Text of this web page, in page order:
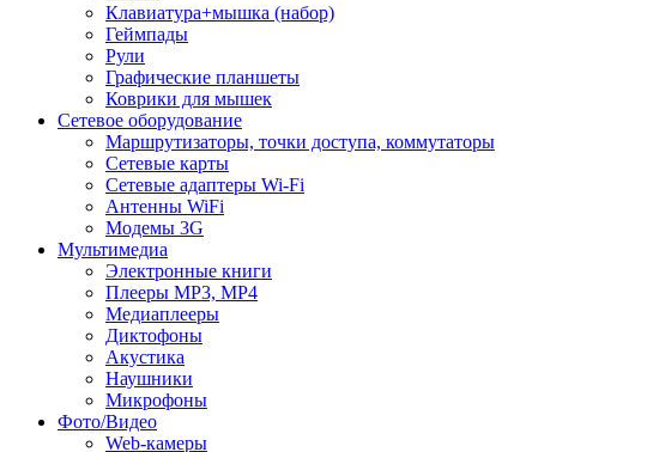
Клавиатура+мышка (набор)
Геймпады
Рули
Графические планшеты
Коврики для мышек
Сетевое оборудование
Маршрутизаторы, точки доступа, коммутаторы
Сетевые карты
Сетевые адаптеры Wi-Fi
Антенны WiFi
Модемы 3G
Мультимедиа
Электронные книги
Плееры MP3, MP4
Медиаплееры
Диктофоны
Акустика
Наушники
Микрофоны
Фото/Видео
Web-камеры